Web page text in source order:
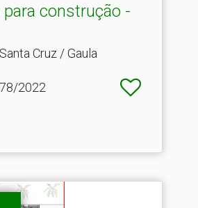
para construção -
Cruz / Gaula
2022